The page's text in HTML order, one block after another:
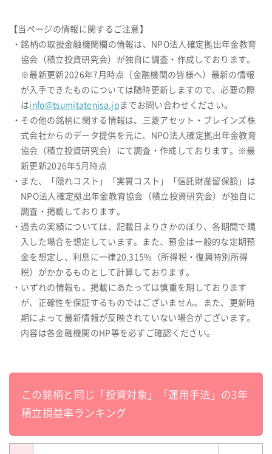
【当ページの情報に関するご注意】
・銘柄の取扱金融機関欄の情報は、NPO法人確定拠出年金教育
協会（積立投資研究会）が独自に調査・作成しております。
※最新更新2026年7月時点（金融機関の皆様へ）最新の情報
が入手できたものについては随時更新しますので、必要の際
はinfo@tsumitatenisa.jp までお問い合わせください。
・その他の銘柄に関する情報は、三菱アセット・ブレインズ株
式会社からのデータ提供を元に、NPO法人確定拠出年金教育
協会（積立投資研究会）にて調査・作成しております。※最
新更新2026年5月時点
・また、「隠れコスト」「実質コスト」「信託財産留保額」は
NPO法人確定拠出年金教育協会（積立投資研究会）が独自に
調査・掲載しております。
・過去の実績については、記載日よりさかのぼり、各期間で購
入した場合を想定しています。また、預金は一般的な定期預
金を想定し、利息に一律20.315%（所得税・復興特別所得
税）がかかるものとして計算しております。
・いずれの情報も、掲載にあたっては慎重を期しております
が、正確性を保証するものではございません。また、更新時
期によって最新情報が反映されていない場合がございます。
内容は各金融機関のHP等を必ずご確認ください。
この銘柄と同じ「投資対象」「運用手法」の3年
積立損益率ランキング